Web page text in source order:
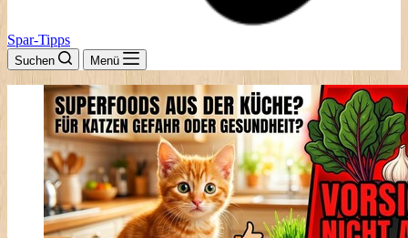
Spar-Tipps
Suchen Menü